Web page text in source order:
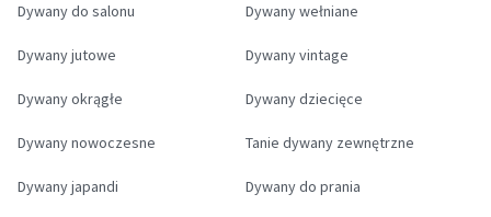
Dywany do salonu Dywany wełniane
Dywany jutowe Dywany vintage
Dywany okrągłe Dywany dziecięce
Dywany nowoczesne Tanie dywany zewnętrzne
Dywany japandi Dywany do prania